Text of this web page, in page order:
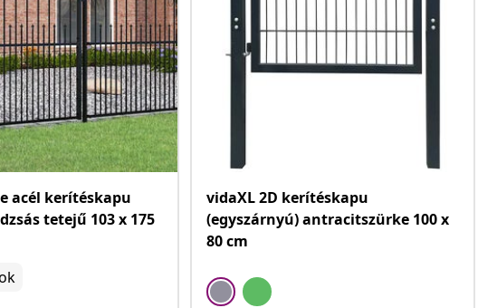
acél kerítéskapu
tetejű 103 x 175
vidaXL 2D kerítéskapu
(egyszárnyú) antracitszürke 100 x
80 cm